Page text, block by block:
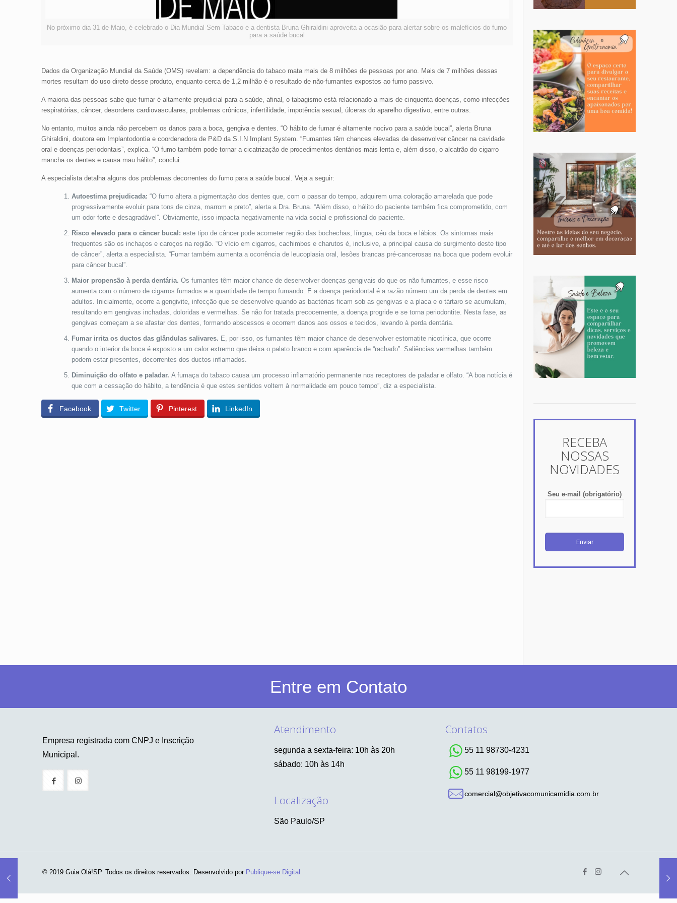
No próximo dia 31 de Maio, é celebrado o Dia Mundial Sem Tabaco e a dentista Bruna Ghiraldini aproveita a ocasião para alertar sobre os malefícios do fumo
para a saúde bucal
Dados da Organização Mundial da Saúde (OMS) revelam: a dependência do tabaco mata mais de 8 milhões de pessoas por ano. Mais de 7 milhões dessas
mortes resultam do uso direto desse produto, enquanto cerca de 1,2 milhão é o resultado de não-fumantes expostos ao fumo passivo.
A maioria das pessoas sabe que fumar é altamente prejudicial para a saúde, afinal, o tabagismo está relacionado a mais de cinquenta doenças, como infecções
respiratórias, câncer, desordens cardiovasculares, problemas crônicos, infertilidade, impotência sexual, úlceras do aparelho digestivo, entre outras.
No entanto, muitos ainda não percebem os danos para a boca, gengiva e dentes. “O hábito de fumar é altamente nocivo para a saúde bucal”, alerta Bruna
Ghiraldini, doutora em Implantodontia e coordenadora de P&D da S.I.N Implant System. “Fumantes têm chances elevadas de desenvolver câncer na cavidade
oral e doenças periodontais”, explica. “O fumo também pode tornar a cicatrização de procedimentos dentários mais lenta e, além disso, o alcatrão do cigarro
mancha os dentes e causa mau hálito”, conclui.
A especialista detalha alguns dos problemas decorrentes do fumo para a saúde bucal. Veja a seguir:
Autoestima prejudicada: “O fumo altera a pigmentação dos dentes que, com o passar do tempo, adquirem uma coloração amarelada que pode
progressivamente evoluir para tons de cinza, marrom e preto”, alerta a Dra. Bruna. “Além disso, o hálito do paciente também fica comprometido, com
um odor forte e desagradável”. Obviamente, isso impacta negativamente na vida social e profissional do paciente.
Risco elevado para o câncer bucal: este tipo de câncer pode acometer região das bochechas, língua, céu da boca e lábios. Os sintomas mais
frequentes são os inchaços e caroços na região. “O vício em cigarros, cachimbos e charutos é, inclusive, a principal causa do surgimento deste tipo
de câncer”, alerta a especialista. “Fumar também aumenta a ocorrência de leucoplasia oral, lesões brancas pré-cancerosas na boca que podem evoluir
para câncer bucal”.
Maior propensão à perda dentária. Os fumantes têm maior chance de desenvolver doenças gengivais do que os não fumantes, e esse risco
aumenta com o número de cigarros fumados e a quantidade de tempo fumando. E a doença periodontal é a razão número um da perda de dentes em
adultos. Inicialmente, ocorre a gengivite, infecção que se desenvolve quando as bactérias ficam sob as gengivas e a placa e o tártaro se acumulam,
resultando em gengivas inchadas, doloridas e vermelhas. Se não for tratada precocemente, a doença progride e se torna periodontite. Nesta fase, as
gengivas começam a se afastar dos dentes, formando abscessos e ocorrem danos aos ossos e tecidos, levando à perda dentária.
Fumar irrita os ductos das glândulas salivares. E, por isso, os fumantes têm maior chance de desenvolver estomatite nicotínica, que ocorre
quando o interior da boca é exposto a um calor extremo que deixa o palato branco e com aparência de “rachado”. Saliências vermelhas também
podem estar presentes, decorrentes dos ductos inflamados.
Diminuição do olfato e paladar. A fumaça do tabaco causa um processo inflamatório permanente nos receptores de paladar e olfato. “A boa notícia é
que com a cessação do hábito, a tendência é que estes sentidos voltem à normalidade em pouco tempo”, diz a especialista.
Facebook Twitter Pinterest LinkedIn
RECEBA
NOSSAS
NOVIDADES
Seu e-mail (obrigatório)
Entre em Contato
Empresa registrada com CNPJ e Inscrição
Municipal.
Atendimento
segunda a sexta-feira: 10h às 20h
sábado: 10h às 14h
Localização
São Paulo/SP
Contatos
55 11 98730-4231
55 11 98199-1977
comercial@objetivacomunicamidia.com.br
© 2019 Guia Olá!SP. Todos os direitos reservados. Desenvolvido por Publique-se Digital